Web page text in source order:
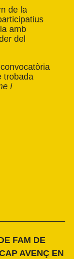
de la
amb
del
trobada
i
FAM DE
AVENÇ EN